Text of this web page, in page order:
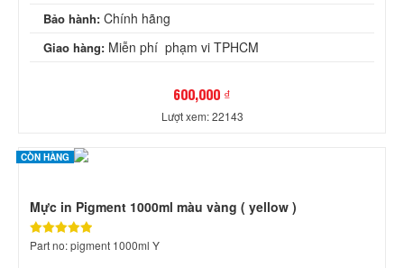
Bảo hành: Chính hãng
Giao hàng: Miễn phí phạm vi TPHCM
600,000 ₫
Lượt xem: 22143
CÒN HÀNG
Mực in Pigment 1000ml màu vàng ( yellow )
Part no: pigment 1000ml Y